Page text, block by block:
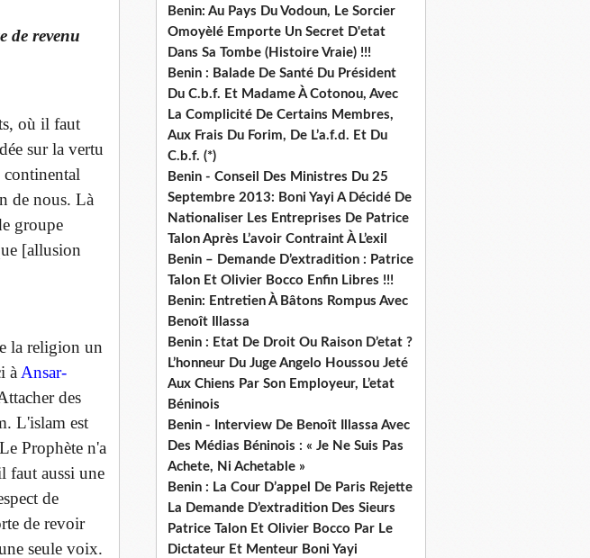
de revenu
où il faut
sur la vertu
continental
de nous. Là
groupe
[allusion
la religion un
à Ansar-
des
L'islam est
Prophète n'a
faut aussi une
de
de revoir
seule voix.
Benin: Au Pays Du Vodoun, Le Sorcier
Omoyèlé Emporte Un Secret D'etat
Dans Sa Tombe (Histoire Vraie) !!!
Benin : Balade De Santé Du Président
Du C.b.f. Et Madame À Cotonou, Avec
La Complicité De Certains Membres,
Aux Frais Du Forim, De L’a.f.d. Et Du
C.b.f. (*)
Benin - Conseil Des Ministres Du 25
Septembre 2013: Boni Yayi A Décidé De
Nationaliser Les Entreprises De Patrice
Talon Après L’avoir Contraint À L’exil
Benin – Demande D’extradition : Patrice
Talon Et Olivier Bocco Enfin Libres !!!
Benin: Entretien À Bâtons Rompus Avec
Benoît Illassa
Benin : Etat De Droit Ou Raison D’etat ?
L’honneur Du Juge Angelo Houssou Jeté
Aux Chiens Par Son Employeur, L’etat
Béninois
Benin - Interview De Benoît Illassa Avec
Des Médias Béninois : « Je Ne Suis Pas
Achete, Ni Achetable »
Benin : La Cour D’appel De Paris Rejette
La Demande D’extradition Des Sieurs
Patrice Talon Et Olivier Bocco Par Le
Dictateur Et Menteur Boni Yayi